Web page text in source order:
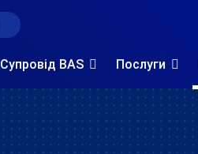
Супровід BAS Послуги